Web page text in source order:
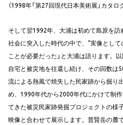
（1998年「第27回現代日本美術展」カタロ
そして翌1992年、大浦は初めて島原を訪
社会に突入した時代の中で、“実像とし
ことが必要だった」と大浦は語ります。
自宅と被災地を往還し続け、その回数は
流による熱風で焼失した民家跡から掘り出
め、1990年代から2000年代にかけて制
てきた被災民家跡発掘プロジェクトの様
映像と合わせて展示します。普賢岳の麓